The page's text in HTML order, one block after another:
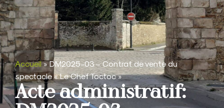
Accueil»DM2025-03 – Contrat de vente du
spectacle « Le Chef Toctoc »
Acte administratif: